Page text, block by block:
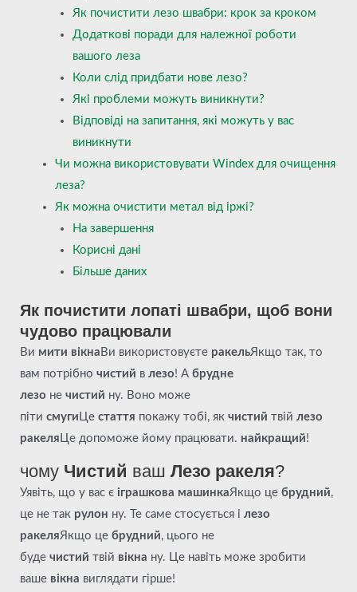
Як почистити лезо швабри: крок за кроком
Додаткові поради для належної роботи
вашого леза
Коли слід придбати нове лезо?
Які проблеми можуть виникнути?
Відповіді на запитання, які можуть у вас
виникнути
Чи можна використовувати Windex для очищення
леза?
Як можна очистити метал від іржі?
На завершення
Корисні дані
Більше даних
Як почистити лопаті швабри, щоб вони
чудово працювали
Ви мити вікна Ви використовуєте ракельЯкщо так, то
вам потрібно чистий в лезо! А брудне
лезо не чистий ну. Воно може
піти смуги Це стаття покажу тобі, як чистий твій лезо
ракеля Це допоможе йому працювати. найкращий!
чому Чистий ваш Лезо ракеля?
Уявіть, що у вас є іграшкова машинкаЯкщо це брудний,
це не так рулон ну. Те саме стосується і лезо
ракеляЯкщо це брудний, цього не
буде чистий твій вікна ну. Це навіть може зробити
ваше вікна виглядати гірше!